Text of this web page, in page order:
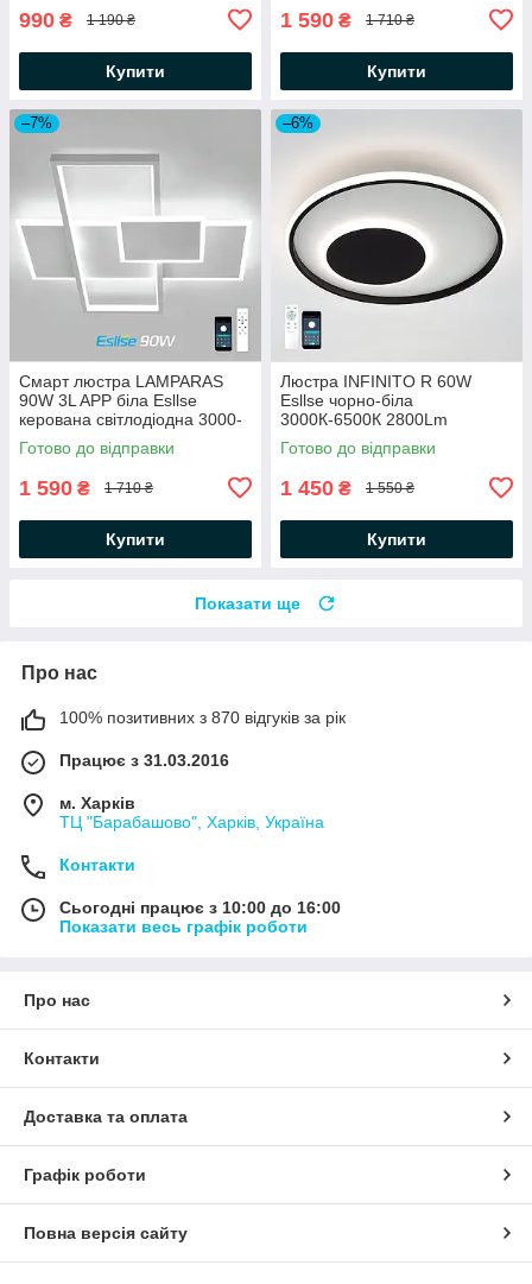
990 ₴ 1 190 ₴
Купити
1 590 ₴ 1 710 ₴
Купити
–7%
Смарт люстра LAMPARAS
90W 3L APP бiла Esllse
керована світлодіодна 3000-
6000К 9000Lm
500×500×70мм
Готово до відправки
1 590 ₴ 1 710 ₴
Купити
–6%
Люстра INFINITO R 60W
Esllse чорно-біла
3000К-6500К 2800Lm
світлодіодна керована з
пультом ДК Ø472x54мм
Готово до відправки
1 450 ₴ 1 550 ₴
Купити
Показати ще
Про нас
100% позитивних з 870 відгуків за рік
Працює з 31.03.2016
м. Харків
ТЦ "Барабашово", Харків, Україна
Контакти
Сьогодні працює з 10:00 до 16:00
Показати весь графік роботи
Про нас
Контакти
Доставка та оплата
Графік роботи
Повна версія сайту